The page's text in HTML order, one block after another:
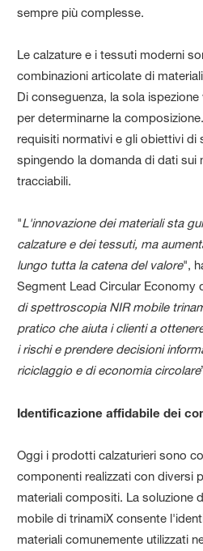
sempre più complesse.
Le calzature e i tessuti moderni
combinazioni articolate di
Di conseguenza, la sola
per determinarne la
requisiti normativi e gli obiettivi di
spingendo la domanda di dati sui
tracciabili.
"L'innovazione dei materiali sta
calzature e dei tessuti, ma
lungo tutta la catena del valore",
Segment Lead Circular Economy
di spettroscopia NIR mobile
pratico che aiuta i clienti a
i rischi e prendere decisioni
riciclaggio e di economia circolare
Identificazione affidabile dei
Oggi i prodotti calzaturieri sono
componenti realizzati con diversi
materiali compositi. La soluzione
mobile di trinamiX consente
materiali comunemente utilizzati